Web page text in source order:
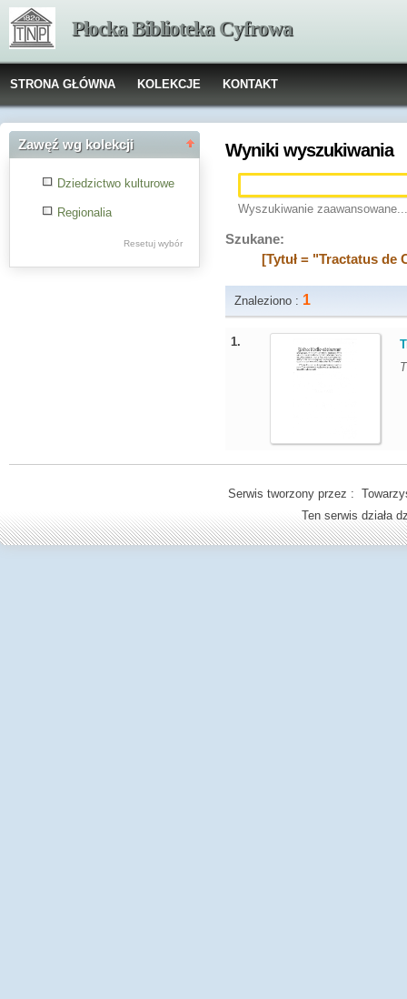
Płocka Biblioteka Cyfrowa
STRONA GŁÓWNA KOLEKCJE KONTAKT
Zawęź wg kolekcji
Dziedzictwo kulturowe
Regionalia
Resetuj wybór
Wyniki wyszukiwania
Wyszukiwanie zaawansowane...
Szukane:
[Tytuł = "Tractatus
Znaleziono : 1
1.
Serwis tworzony przez :
Ten serwis działa